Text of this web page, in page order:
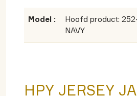
Model :
Hoofd product:
NAVY
HPY JERSEY